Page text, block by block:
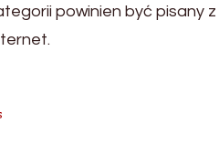
powinien być pisany z